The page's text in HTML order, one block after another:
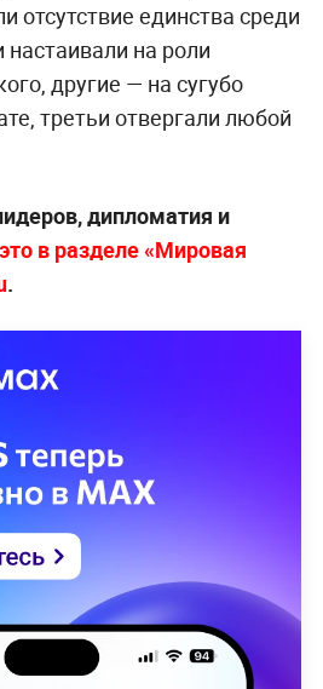
отсутствие единства среди
настаивали на роли
другие — на сугубо
третьи отвергали любой
дипломатия и
в разделе «Мировая
.